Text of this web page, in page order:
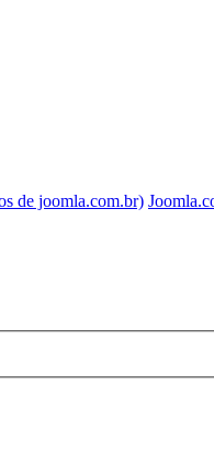
de joomla.com.br)